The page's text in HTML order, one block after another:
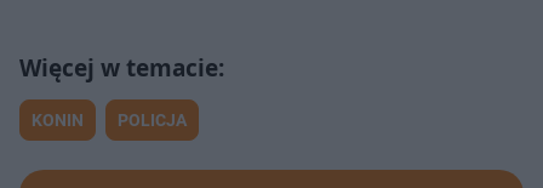
KONIN POLICJA